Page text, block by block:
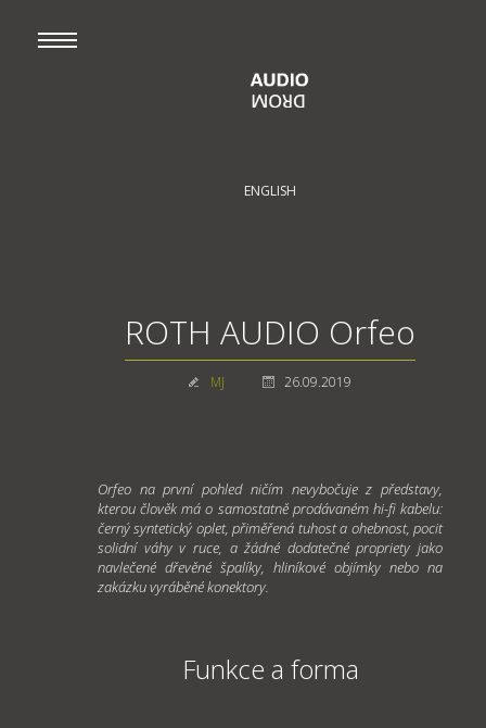
ENGLISH
ROTH AUDIO Orfeo
MJ 26.09.2019
Orfeo na první pohled ničím nevybočuje z představy,
kterou člověk má o samostatně prodávaném hi-fi kabelu:
černý syntetický oplet, přiměřená tuhost a ohebnost, pocit
solidní váhy v ruce, a žádné dodatečné propriety jako
navlečené dřevěné špalíky, hliníkové objímky nebo na
zakázku vyráběné konektory.
Funkce a forma